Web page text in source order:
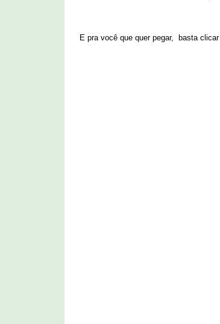
E pra você que quer pegar, basta clicar